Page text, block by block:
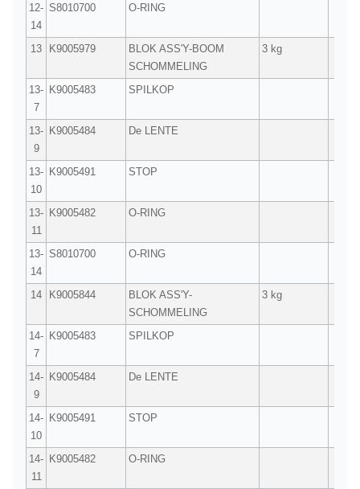
12-
14
S8010700 O-RING
13 K9005979
BLOK ASS'Y-BOOM
SCHOMMELING
3 kg
13-
7
K9005483 SPILKOP
13-
9
K9005484 De LENTE
13-
10
K9005491 STOP
13-
11
K9005482 O-RING
13-
14
S8010700 O-RING
14 K9005844
BLOK ASS'Y-
SCHOMMELING
3 kg
14-
7
K9005483 SPILKOP
14-
9
K9005484 De LENTE
14-
10
K9005491 STOP
14-
11
K9005482 O-RING